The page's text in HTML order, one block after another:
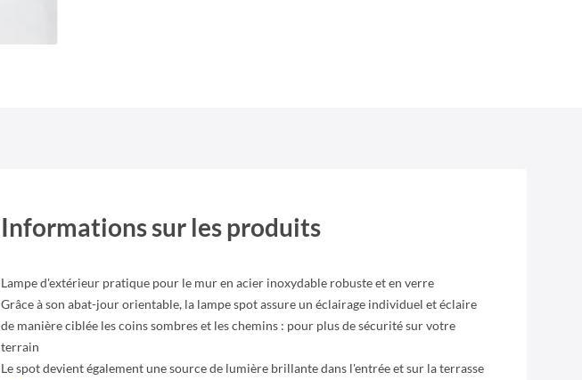
Informations sur les produits
Lampe d'extérieur pratique pour le mur en acier inoxydable robuste et en verre
Grâce à son abat-jour orientable, la lampe spot assure un éclairage individuel et éclaire
de manière ciblée les coins sombres et les chemins : pour plus de sécurité sur votre
terrain
Le spot devient également une source de lumière brillante dans l'entrée et sur la terrasse